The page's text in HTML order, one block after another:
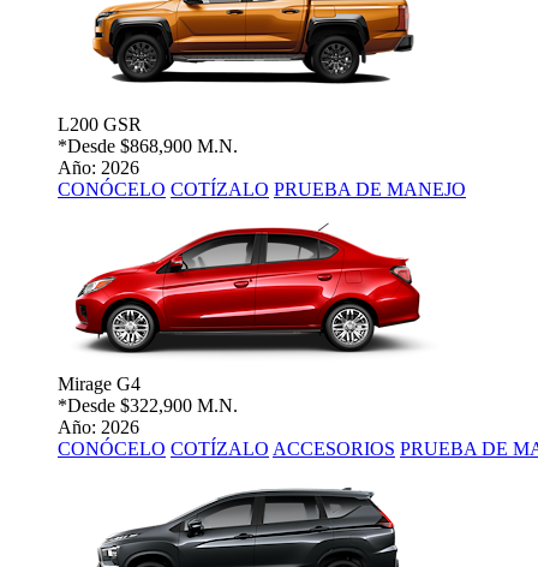
L200 GSR
*Desde $868,900 M.N.
Año: 2026
CONÓCELO COTÍZALO PRUEBA DE MANEJO
Mirage G4
*Desde $322,900 M.N.
Año: 2026
CONÓCELO COTÍZALO ACCESORIOS PRUEBA DE